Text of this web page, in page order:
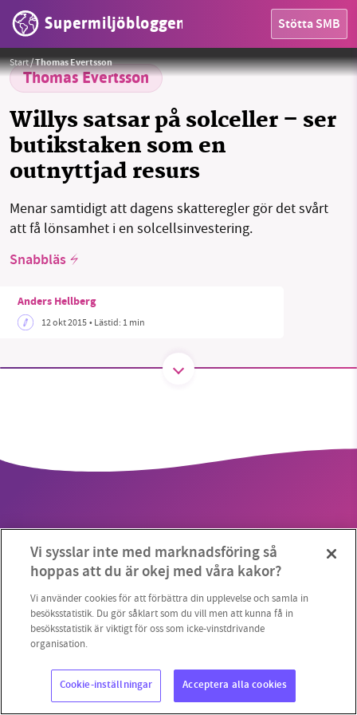
Supermiljöbloggen Stötta SMB
OMRÅDEN
MILJÖFAKTA
OM OSS
Sök Sparade inlägg Tipsa oss
Threads
Start/Thomas Evertsson
Thomas Evertsson
Willys satsar på solceller – ser
butikstaken som en
outnyttjad resurs
Menar samtidigt att dagens skatteregler gör det svårt
att få lönsamhet i en solcellsinvestering.
Snabbläs
Anders Hellberg
12 okt 2015• Lästid: 1 min
Foto:Stefan Nilsson
Copyright 2023 © Supermiljöbloggen
miljödebatten framåt genom
vill hjälpa oss.
Stötta vårt arbete genom att swisha en slant till
1231368703
Läs vad vi vill göra
Vi sysslar inte med marknadsföring så
hoppas att du är okej med våra kakor?
Vi använder cookies för att förbättra din upplevelse och samla in
besöksstatistik. Du gör såklart som du vill men att kunna få in
besöksstatistik är viktigt för oss som icke-vinstdrivande
organisation.
Cookie-inställningar Acceptera alla cookies